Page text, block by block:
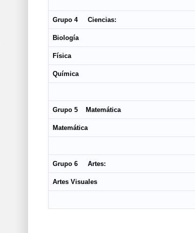
Grupo 4 Ciencias:
Biología
Física
Química
Grupo 5 Matemática
Matemática
Grupo 6 Artes:
Artes Visuales